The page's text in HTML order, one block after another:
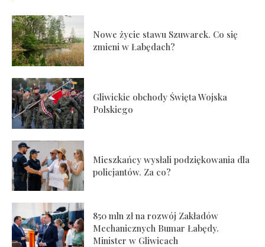
Nowe życie stawu Szuwarek. Co się
zmieni w Łabędach?
Gliwickie obchody Święta Wojska
Polskiego
Mieszkańcy wysłali podziękowania dla
policjantów. Za co?
850 mln zł na rozwój Zakładów
Mechanicznych Bumar Łabędy.
Minister w Gliwicach